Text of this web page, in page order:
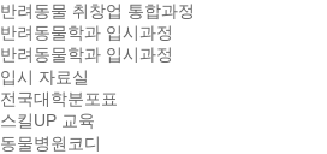
반려동물 취창업 통합과정
반려동물학과 입시과정
반려동물학과 입시과정
입시 자료실
전국대학분포표
스킬UP 교육
동물병원코디